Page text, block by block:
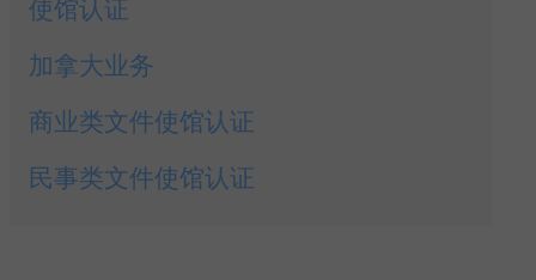
使馆认证
加拿大业务
商业类文件使馆认证
民事类文件使馆认证